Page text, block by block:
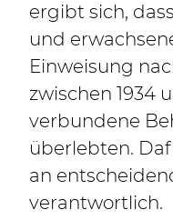
ergibt sich,
und
Einweisung
zwischen 1934
verbundene
überlebten.
an
verantwortlich.